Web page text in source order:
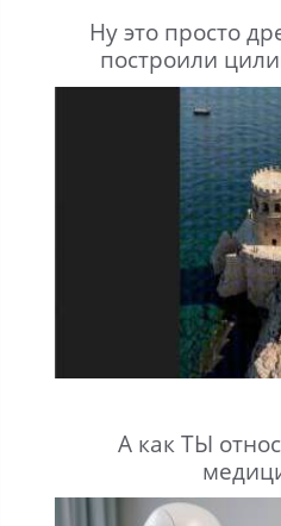
Ну это просто
построили
А как ТЫ